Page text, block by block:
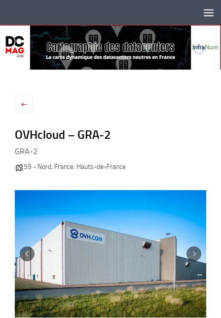
OVHcloud – GRA-2
GRA-2
59 - Nord, France, Hauts-de-France